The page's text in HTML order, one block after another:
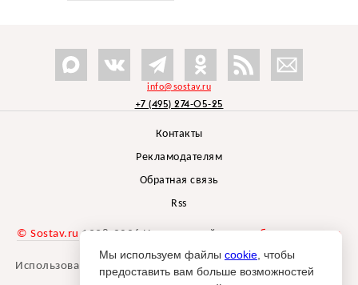
info@sostav.ru
+7 (495) 274-05-25
Контакты
Рекламодателям
Обратная связь
Rss
© Sostav.ru 1998-2026 Независимый проектбрендингового
агентства Depot
Использование материалов Sostav.ru допустимо только при
указании источника.
Мы используем файлы cookie , чтобы
предоставить вам больше возможностей